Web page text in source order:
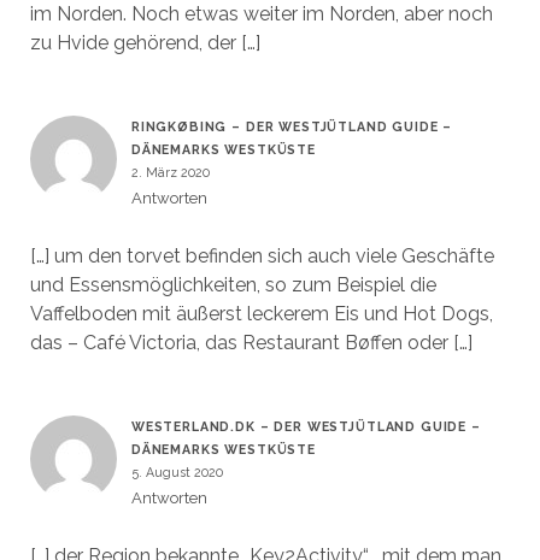
im Norden. Noch etwas weiter im Norden, aber noch
zu Hvide gehörend, der […]
RINGKØBING – DER WESTJÜTLAND GUIDE –
DÄNEMARKS WESTKÜSTE
2. März 2020
Antworten
[…] um den torvet befinden sich auch viele Geschäfte
und Essensmöglichkeiten, so zum Beispiel die
Vaffelboden mit äußerst leckerem Eis und Hot Dogs,
das – Café Victoria, das Restaurant Bøffen oder […]
WESTERLAND.DK – DER WESTJÜTLAND GUIDE –
DÄNEMARKS WESTKÜSTE
5. August 2020
Antworten